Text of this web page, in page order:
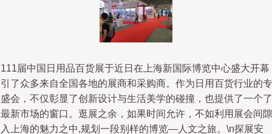
届中国日用品百货展于近日在上海新国际博览中心盛大开幕
了众多来自全国各地的展商和采购商。作为日用百货行业的专
会，不仅彰显了创新设计与生活美学的碰撞，也提供了一个了
新市场的窗口。逛展之余，如果时间允许，不如利用展会间隙
上海的魅力之中,规划一段别样的博览—人文之旅。\n探展安